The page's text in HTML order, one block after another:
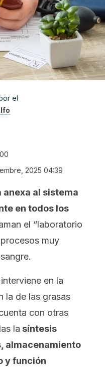
el
2025 04:39
anexa al sistema
en todos los
el “laboratorio
muy
en la
la de las grasas
con otras
la síntesis
almacenamiento
y función